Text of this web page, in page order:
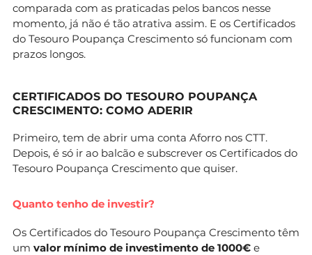
comparada com as praticadas pelos bancos nesse
momento, já não é tão atrativa assim. E os Certificados
do Tesouro Poupança Crescimento só funcionam com
prazos longos.
CERTIFICADOS DO TESOURO POUPANÇA
CRESCIMENTO: COMO ADERIR
Primeiro, tem de abrir uma conta Aforro nos CTT.
Depois, é só ir ao balcão e subscrever os Certificados do
Tesouro Poupança Crescimento que quiser.
Quanto tenho de investir?
Os Certificados do Tesouro Poupança Crescimento têm
um valor mínimo de investimento de 1000€ e